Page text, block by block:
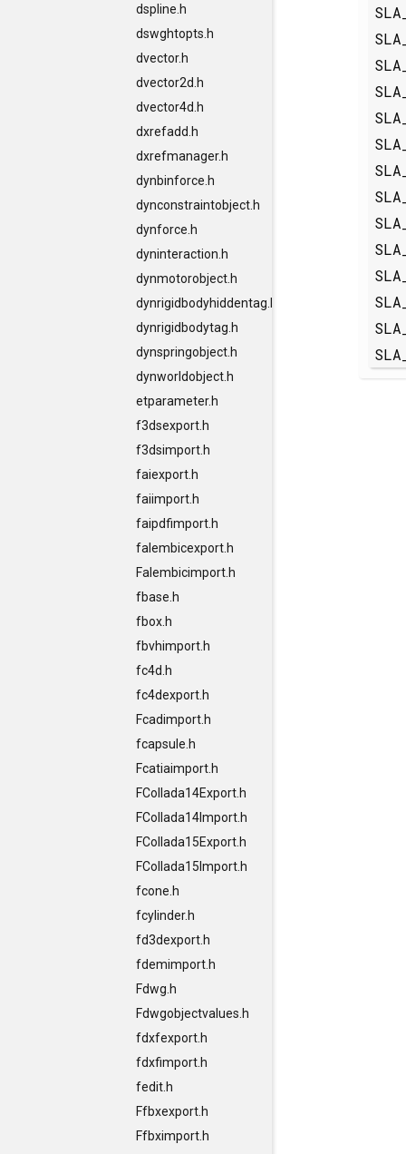
dspline.h
dswghtopts.h
dvector.h
dvector2d.h
dvector4d.h
dxrefadd.h
dxrefmanager.h
dynbinforce.h
dynconstraintobject.h
dynforce.h
dyninteraction.h
dynmotorobject.h
dynrigidbodyhiddentag.h
dynrigidbodytag.h
dynspringobject.h
dynworldobject.h
etparameter.h
f3dsexport.h
f3dsimport.h
faiexport.h
faiimport.h
faipdfimport.h
falembicexport.h
Falembicimport.h
fbase.h
fbox.h
fbvhimport.h
fc4d.h
fc4dexport.h
Fcadimport.h
fcapsule.h
Fcatiaimport.h
FCollada14Export.h
FCollada14Import.h
FCollada15Export.h
FCollada15Import.h
fcone.h
fcylinder.h
fd3dexport.h
fdemimport.h
Fdwg.h
Fdwgobjectvalues.h
fdxfexport.h
fdxfimport.h
fedit.h
Ffbxexport.h
Ffbximport.h